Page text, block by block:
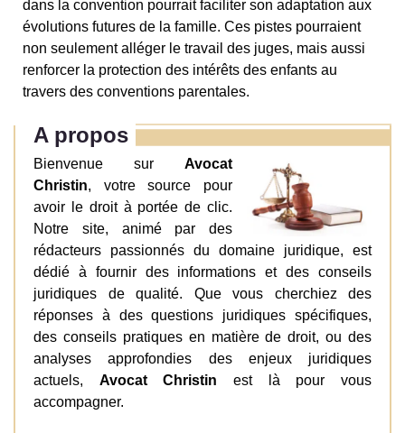
dans la convention pourrait faciliter son adaptation aux
évolutions futures de la famille. Ces pistes pourraient
non seulement alléger le travail des juges, mais aussi
renforcer la protection des intérêts des enfants au
travers des conventions parentales.
A propos
Bienvenue sur Avocat
Christin, votre source pour
avoir le droit à portée de clic.
Notre site, animé par des
rédacteurs passionnés du domaine juridique, est
dédié à fournir des informations et des conseils
juridiques de qualité. Que vous cherchiez des
réponses à des questions juridiques spécifiques,
des conseils pratiques en matière de droit, ou des
analyses approfondies des enjeux juridiques
actuels, Avocat Christin est là pour vous
accompagner.